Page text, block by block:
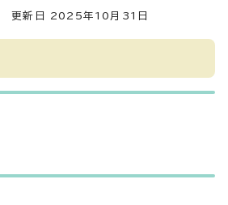
更新日 2025年10月31日